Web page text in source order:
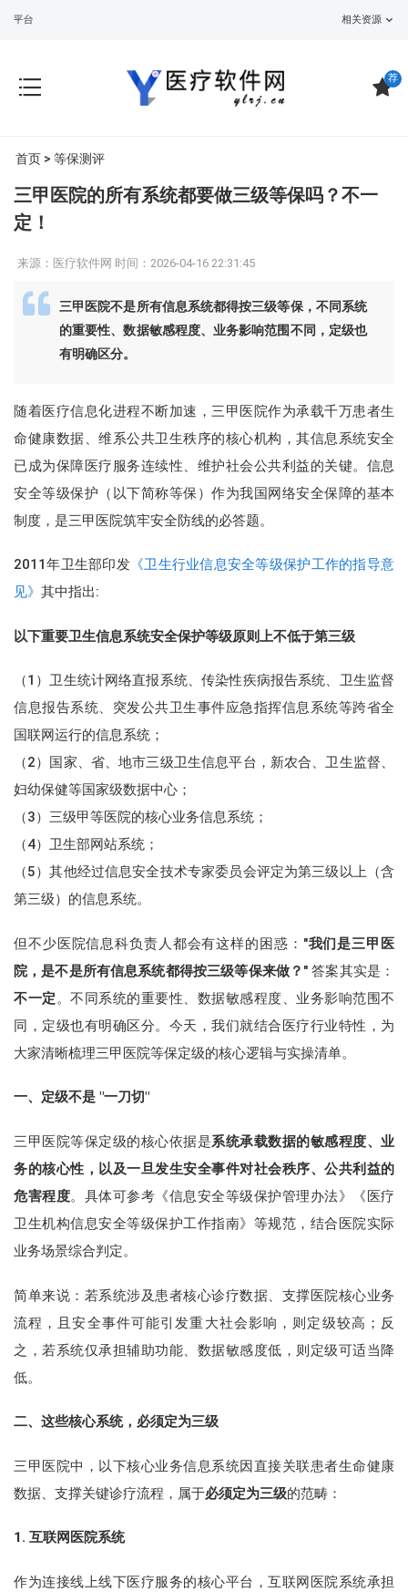
- 智慧医院建设方案/行业
相关资源
荐
首页 > 等保测评
三甲医院的所有系统都要做三级等保吗？不一
定！
来源：医疗软件网 时间：2026-04-16 22:31:45
三甲医院不是所有信息系统都得按三级等保，不同系统
的重要性、数据敏感程度、业务影响范围不同，定级也
有明确区分。
随着医疗信息化进程不断加速，三甲医院作为承载千万患者生
命健康数据、维系公共卫生秩序的核心机构，其信息系统安全
已成为保障医疗服务连续性、维护社会公共利益的关键。信息
安全等级保护（以下简称等保）作为我国网络安全保障的基本
制度，是三甲医院筑牢安全防线的必答题。
2011年卫生部印发《卫生行业信息安全等级保护工作的指导意
见》 其中指出:
以下重要卫生信息系统安全保护等级原则上不低于第三级
（1）卫生统计网络直报系统、传染性疾病报告系统、卫生监督
信息报告系统、突发公共卫生事件应急指挥信息系统等跨省全
国联网运行的信息系统；
（2）国家、省、地市三级卫生信息平台，新农合、卫生监督、
妇幼保健等国家级数据中心；
（3）三级甲等医院的核心业务信息系统；
（4）卫生部网站系统；
（5）其他经过信息安全技术专家委员会评定为第三级以上（含
第三级）的信息系统。
但不少医院信息科负责人都会有这样的困惑："我们是三甲医
院，是不是所有信息系统都得按三级等保来做？ " 答案其实是：
不一定。不同系统的重要性、数据敏感程度、业务影响范围不
同，定级也有明确区分。今天，我们就结合医疗行业特性，为
大家清晰梳理三甲医院等保定级的核心逻辑与实操清单。
一、定级不是 "一刀切"
三甲医院等保定级的核心依据是系统承载数据的敏感程度、业
务的核心性，以及一旦发生安全事件对社会秩序、公共利益的
危害程度。具体可参考《信息安全等级保护管理办法》《医疗
卫生机构信息安全等级保护工作指南》等规范，结合医院实际
业务场景综合判定。
简单来说：若系统涉及患者核心诊疗数据、支撑医院核心业务
流程，且安全事件可能引发重大社会影响，则定级较高；反
之，若系统仅承担辅助功能、数据敏感度低，则定级可适当降
低。
二、这些核心系统，必须定为三级
三甲医院中，以下核心业务信息系统因直接关联患者生命健康
数据、支撑关键诊疗流程，属于必须定为三级的范畴：
1. 互联网医院系统
作为连接线上线下医疗服务的核心平台，互联网医院系统承担